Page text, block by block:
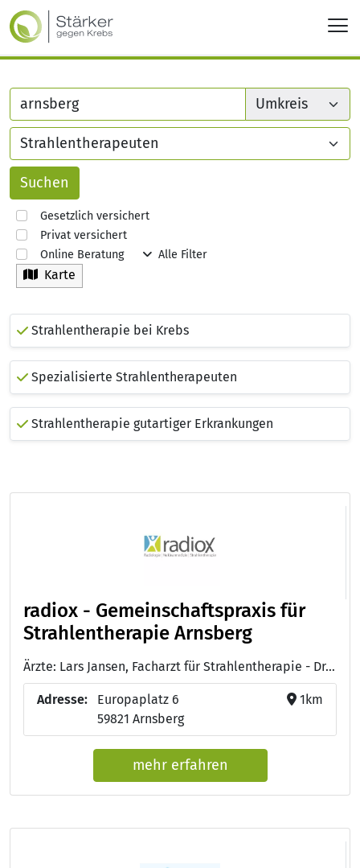
Gesetzlich versichert
Privat versichert
Online Beratung
Alle Filter
Karte
Strahlentherapie bei Krebs
Spezialisierte Strahlentherapeuten
Strahlentherapie gutartiger Erkrankungen
radiox - Gemeinschaftspraxis für
Strahlentherapie Arnsberg
Ärzte: Lars Jansen, Facharzt für Strahlentherapie - Dr. med. Roland Kramer, Facharzt für Strahlentherapie und Palliativmedizin - Dr. med Jörg Haferanke, Facharzt für Strahlentherapie - Dr. med Michael Bieker, Facharzt für Strahlentherapie - Janko Juricko, Facharzt für Strahlentherapie - Dr. med Steffen Grund, Facharzt für Strahlentherapie - Dr. med. Dipl. Phys. Karin Höfling-Pfirrmann, Fachärztin für Strahlentherapie und Palliativmedizin - Dr. med. Kamal Nashwan, Facharzt für Strahlentherapie und Radiologie - Dr. med. Christian Schröder, Facharzt für Strahlentherapie, Innere Medizin, Palliativmedizin - Dr. med. Thilo Vormann, Facharzt für Strahlentherapie, Radiologische Diagnostik, Palliativmedizin - Dr. Petra Benkel, Fachärztin für Strahlentherapie
Adresse:
Europaplatz 6
59821 Arnsberg
1km
mehr erfahren